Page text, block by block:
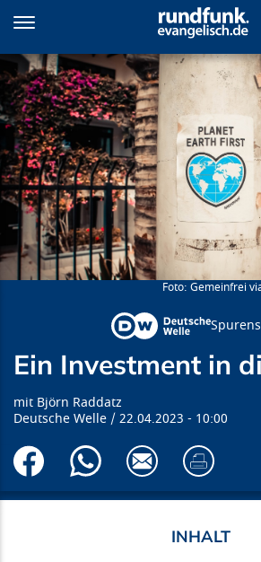
zum
Inhalt
Ein Investment in
Gemeinfrei
Ein Investment in
Björn Raddatz
Deutsche Welle
22.04.2023 10:00